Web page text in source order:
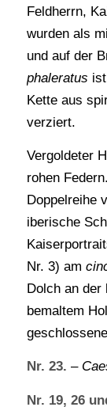
Feldherrn,
wurden als
und auf der
phaleratus
Kette aus
verziert.
Vergoldeter
rohen
Doppelreihe
iberische
Nr. 3) am
Dolch an der
bemaltem
Nr. 23. –
Nr. 19, 26